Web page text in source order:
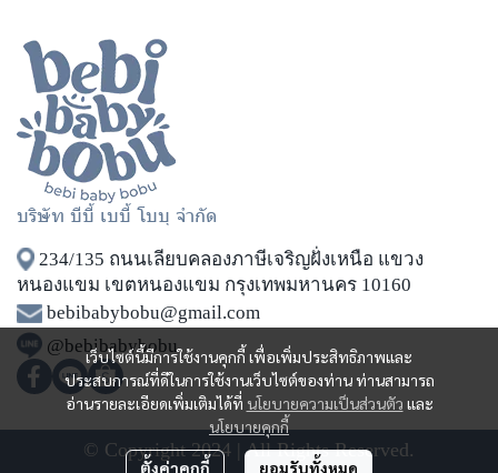
เว็บไซต์นี้มีการใช้งานคุกกี้ เพื่อเพิ่มประสิทธิภาพและ
ประสบการณ์ที่ดีในการใช้งานเว็บไซต์ของท่าน ท่านสามารถ
อ่านรายละเอียดเพิ่มเติมได้ที่ นโยบายความเป็นส่วนตัว และ
นโยบายคุกกี้
ตั้งค่าคุกกี้ ยอมรับทั้งหมด
บริษัท บีบี้ เบบี้ โบบุ จำกัด
234/135 ถนนเลียบคลองภาษีเจริญฝั่งเหนือ แขวง
หนองแขม เขตหนองแขม กรุงเทพมหานคร 10160
bebibabybobu@gmail.com
@bebibabybobu
© Copyright 2024 | All Rights Reserved.